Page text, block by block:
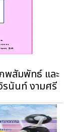
พสัมพัทธ์ และ
รนันท์ งามศรี